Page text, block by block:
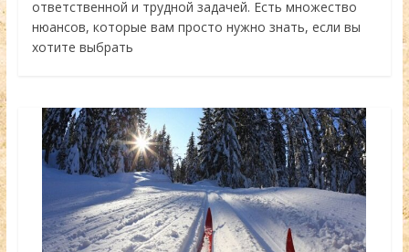
ответственной и трудной задачей. Есть множество
нюансов, которые вам просто нужно знать, если вы
хотите выбрать